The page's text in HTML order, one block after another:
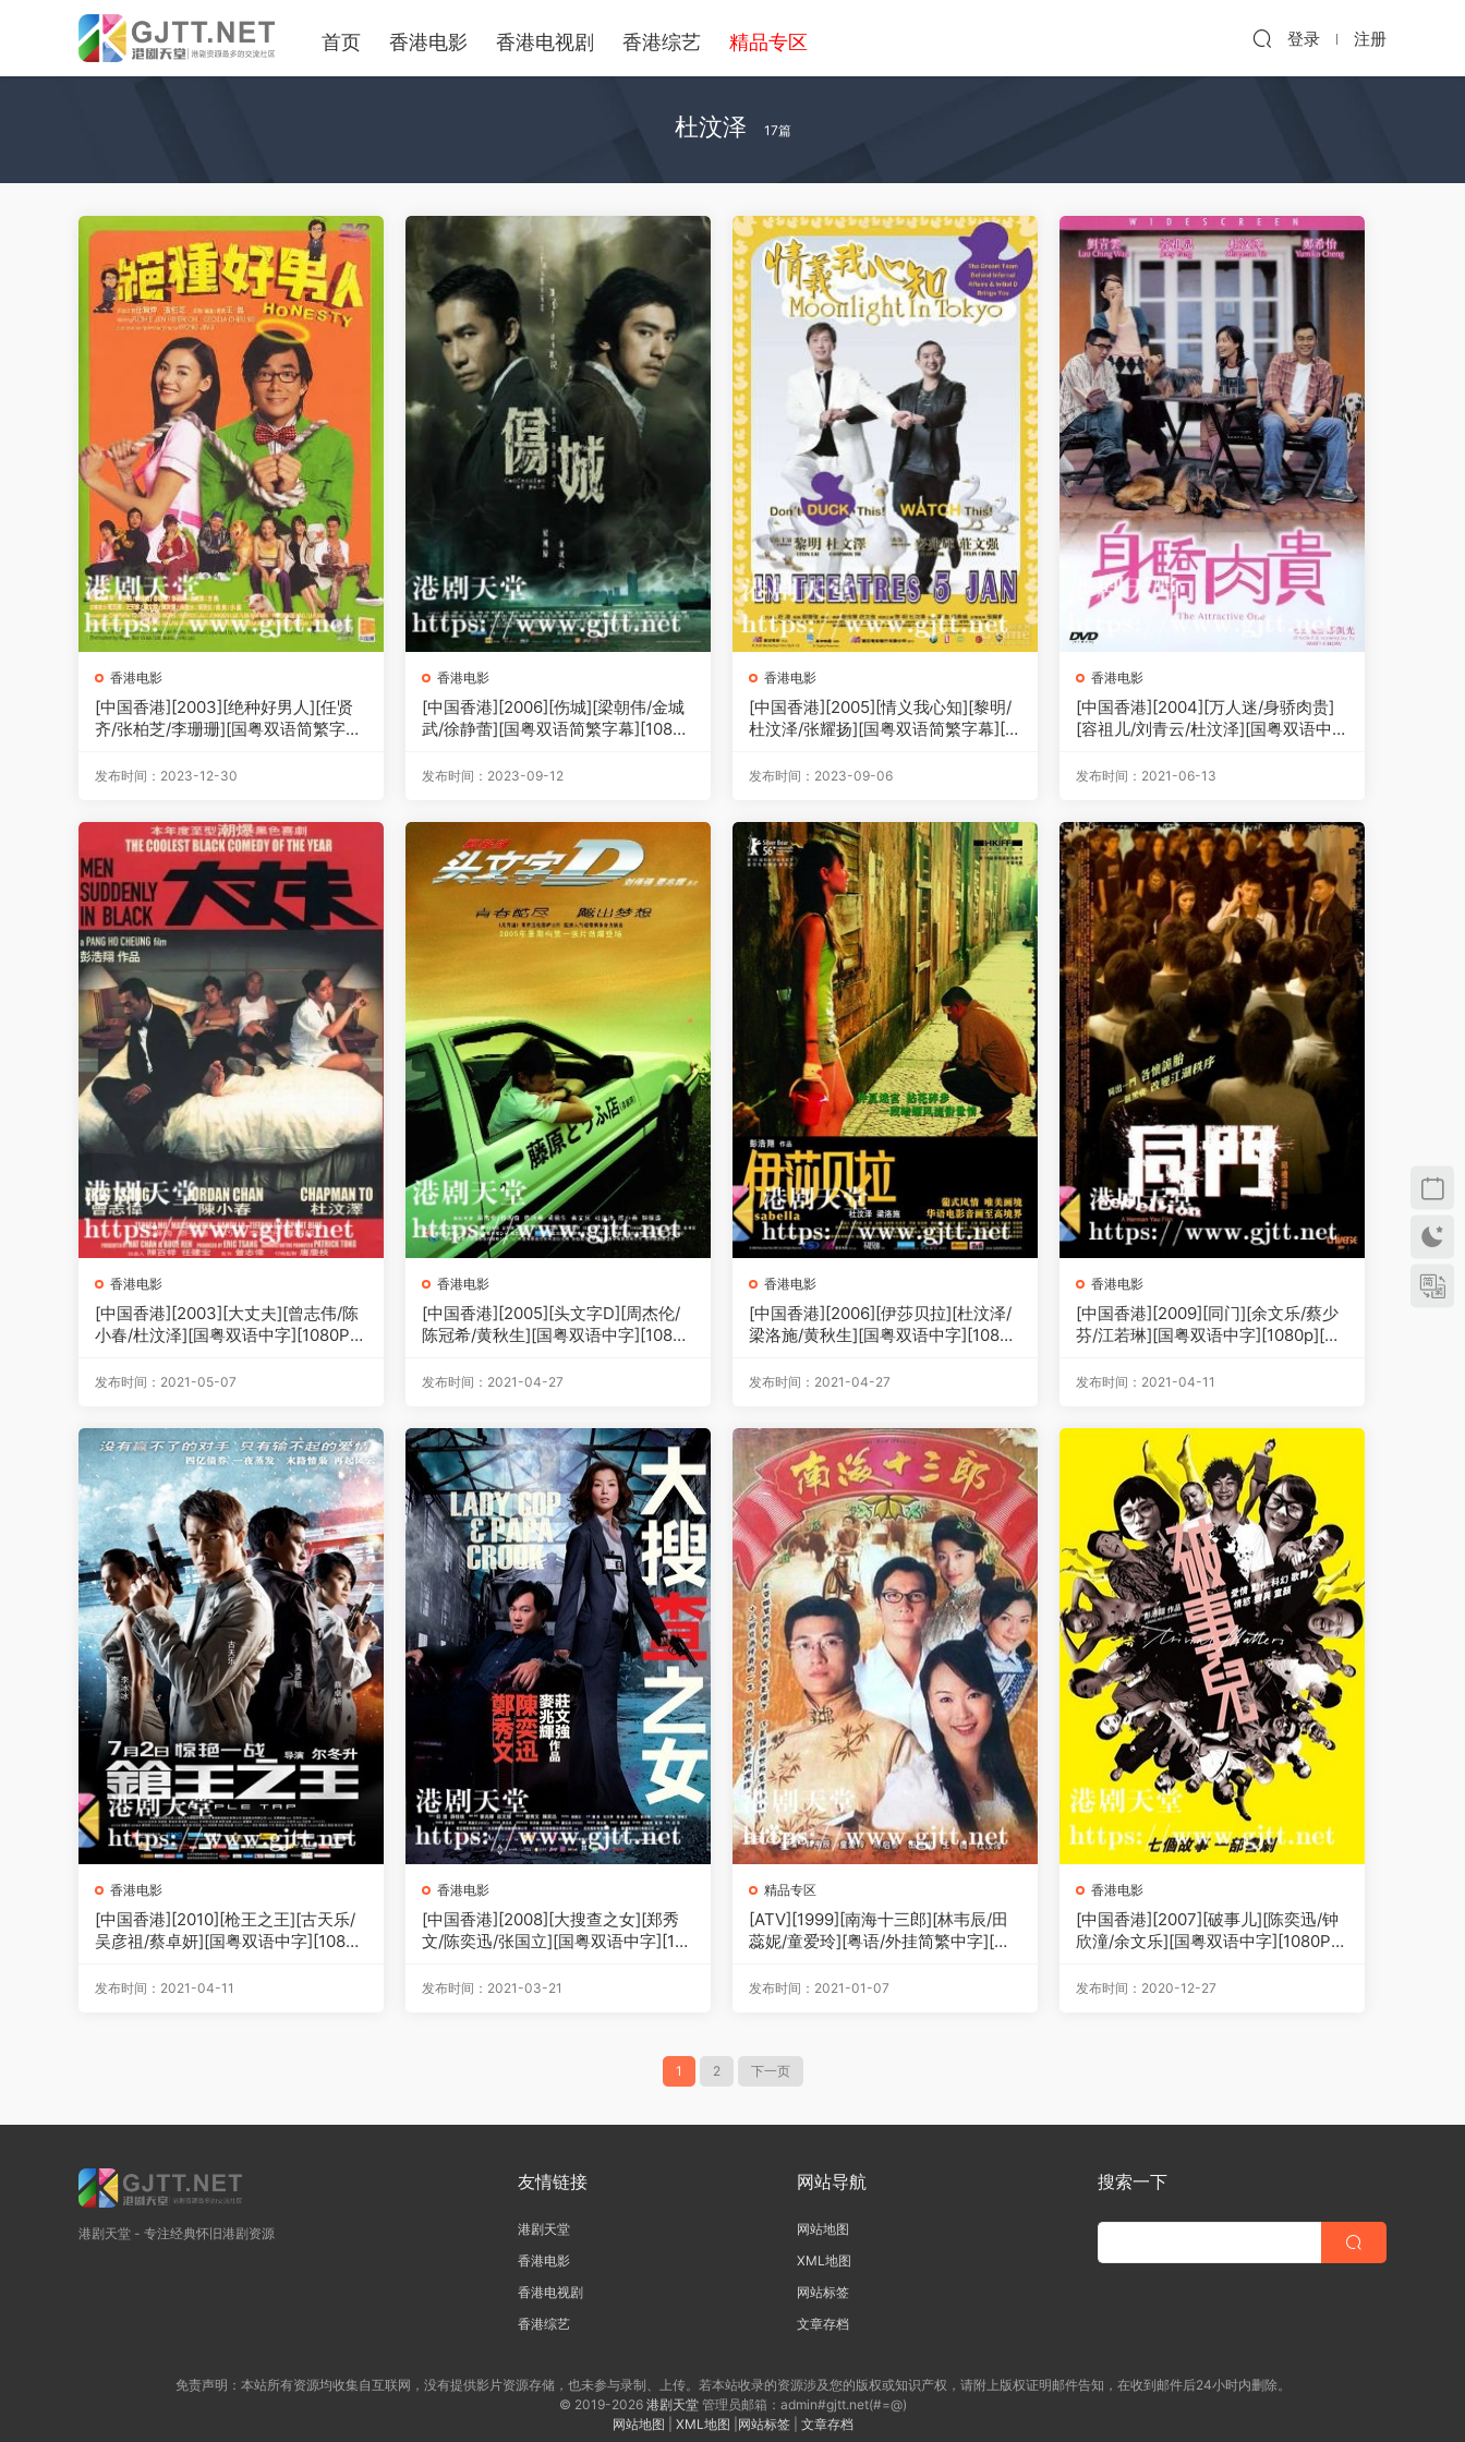
首页 香港电影 香港电视剧 香港综艺 精品专区 登录 注册
杜汶泽 17篇
香港电影
[中国香港][2003][绝种好男人][任贤
齐/张柏芝/李珊珊][国粤双语简繁字幕]
发布时间：2023-12-30
香港电影
[中国香港][2006][伤城][梁朝伟/金城
武/徐静蕾][国粤双语简繁字幕][1080
发布时间：2023-09-12
香港电影
[中国香港][2005][情义我心知][黎明/
杜汶泽/张耀扬][国粤双语简繁字幕][1
发布时间：2023-09-06
香港电影
[中国香港][2004][万人迷/身骄肉贵]
[容祖儿/刘青云/杜汶泽][国粤双语中
发布时间：2021-06-13
香港电影
[中国香港][2003][大丈夫][曾志伟/陈
小春/杜汶泽][国粤双语中字][1080P]
发布时间：2021-05-07
香港电影
[中国香港][2005][头文字D][周杰伦/
陈冠希/黄秋生][国粤双语中字][1080
发布时间：2021-04-27
香港电影
[中国香港][2006][伊莎贝拉][杜汶泽/
梁洛施/黄秋生][国粤双语中字][1080
发布时间：2021-04-27
香港电影
[中国香港][2009][同门][余文乐/蔡少
芬/江若琳][国粤双语中字][1080p][M
发布时间：2021-04-11
香港电影
[中国香港][2010][枪王之王][古天乐/
吴彦祖/蔡卓妍][国粤双语中字][1080
发布时间：2021-04-11
香港电影
[中国香港][2008][大搜查之女][郑秀
文/陈奕迅/张国立][国粤双语中字][108
发布时间：2021-03-21
精品专区
[ATV][1999][南海十三郎][林韦辰/田
蕊妮/童爱玲][粤语/外挂简繁中字][新
G]
发布时间：2021-01-07
香港电影
[中国香港][2007][破事儿][陈奕迅/钟
欣潼/余文乐][国粤双语中字][1080P]
发布时间：2020-12-27
1 2 下一页
港剧天堂 - 专注经典怀旧港剧资源
友情链接
港剧天堂
香港电影
香港电视剧
香港综艺
网站导航
网站地图
XML地图
网站标签
文章存档
搜索一下
免责声明：本站所有资源均收集自互联网，没有提供影片资源存储，也未参与录制、上传。若本站收录的资源涉及您的版权或知识产权，请附上版权证明邮件告知，在收到邮件后24小时内删除。
© 2019-2026 港剧天堂管理员邮箱：admin#gjtt.net(#=@)
网站地图
XML地图 网站标签| 文章存档